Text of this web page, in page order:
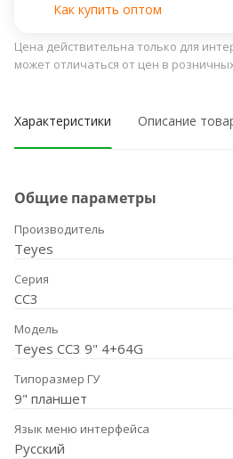
Как купить оптом
Цена действительна только для
может отличаться от цен в
Характеристики Описание
Общие параметры
Производитель
Teyes
Серия
CC3
Модель
Teyes CC3 9" 4+64G
Типоразмер ГУ
9" планшет
Язык меню интерфейса
Русский